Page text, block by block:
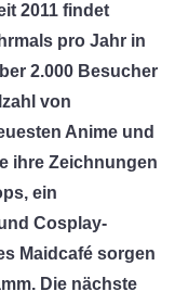
2011 findet
pro Jahr in
2.000 Besucher
von
Anime und
ihre Zeichnungen
ein
Cosplay-
Maidcafé sorgen
Die nächste